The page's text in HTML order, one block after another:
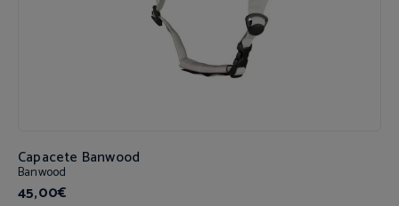
Capacete Banwood
Banwood
45,00€